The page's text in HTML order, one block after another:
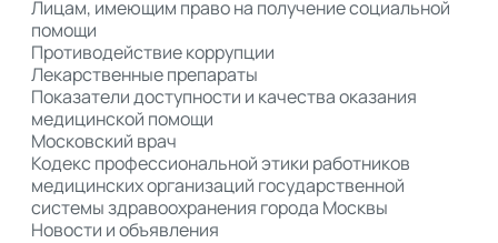
Лицам, имеющим право на получение социальной
помощи
Противодействие коррупции
Лекарственные препараты
Показатели доступности и качества оказания
медицинской помощи
Московский врач
Кодекс профессиональной этики работников
медицинских организаций государственной
системы здравоохранения города Москвы
Новости и объявления